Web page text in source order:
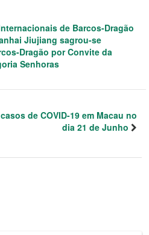
de Barcos-Dragão
Jiujiang sagrou-se
Dragão por Convite da
Senhoras
de COVID-19 em Macau no
dia 21 de Junho